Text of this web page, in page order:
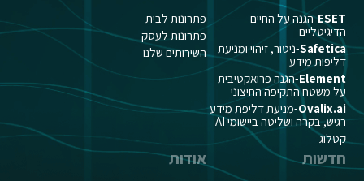
ESET-הגנה על החיים
הדיגיטליים
Safetica-ניטור, זיהוי ומניעת
דליפות מידע
Element-הגנה פרואקטיבית
על משטח התקיפה החיצוני
Ovalix.ai-מניעת דליפת מידע
רגיש, בקרה ושליטה ביישומי AI
קטלוג
פתרונות לבית
פתרונות לעסק
השירותים שלנו
חדשות אודות